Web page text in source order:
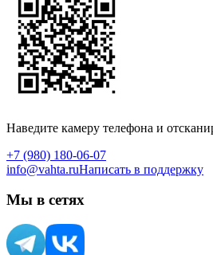
Наведите камеру телефона и
+7 (980) 180-06-07
info@vahta.ruНаписать в поддержку
Мы в сетях